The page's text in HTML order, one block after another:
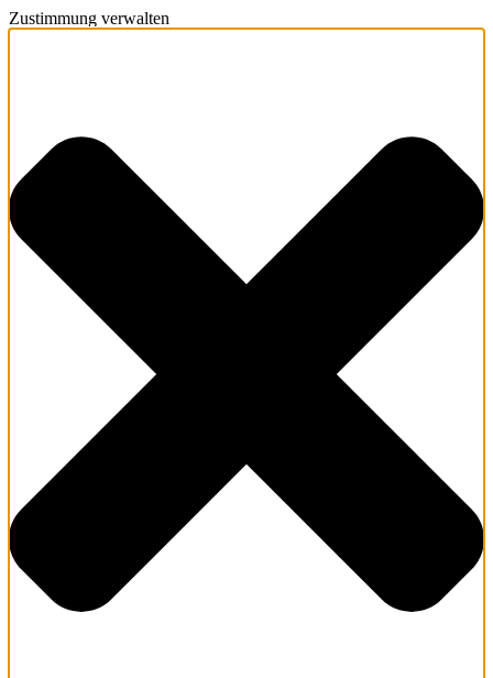
Zustimmung verwalten